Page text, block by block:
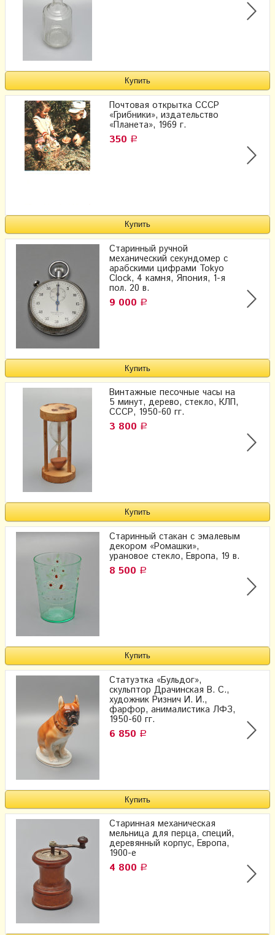
Почтовая открытка СССР
«Грибники», издательство
«Планета», 1969 г.
350 Р
Старинный ручной
механический секундомер с
арабскими цифрами Tokyo
Clock, 4 камня, Япония, 1-я
пол. 20 в.
9 000 Р
Винтажные песочные часы на
5 минут, дерево, стекло, КЛП,
СССР, 1950-60 гг.
3 800 Р
Старинный стакан с эмалевым
декором «Ромашки»,
урановое стекло, Европа, 19 в.
8 500 Р
Статуэтка «Бульдог»,
скульптор Драчинская В. С.,
художник Ризнич И. И.,
фарфор, анималистика ЛФЗ,
1950-60 гг.
6 850 Р
Старинная механическая
мельница для перца, специй,
деревянный корпус, Европа,
1900-е
4 800 Р